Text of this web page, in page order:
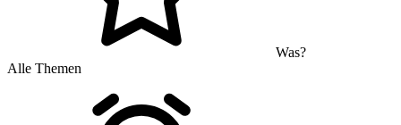
Was?
Alle Themen